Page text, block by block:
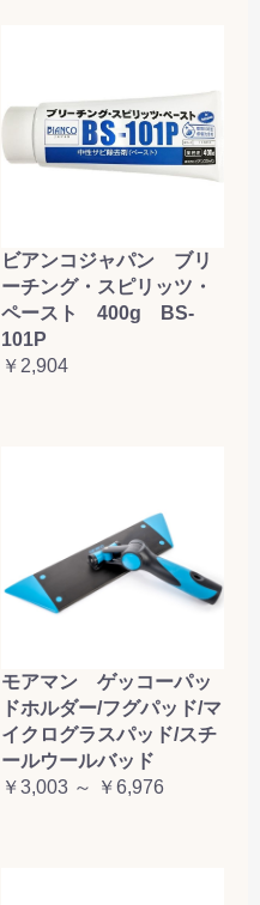
ビアンコジャパン ブリ
ーチング・スピリッツ・
ペースト 400g BS-
101P
￥2,904
モアマン ゲッコーパッ
ドホルダー/フグパッド/マ
イクログラスパッド/スチ
ールウールバッド
￥3,003 ～ ￥6,976